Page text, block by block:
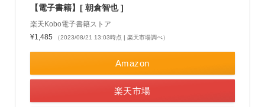
【電子書籍】[ 朝倉智也 ]
楽天Kobo電子書籍ストア
¥1,485
（2023/08/21 13:03時点 | 楽天市場調べ）
Amazon
楽天市場